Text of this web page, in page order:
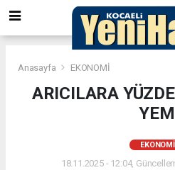
Anasayfa EKONOMİ
ARICILARA
EKONOMİ
18.11.2025 - 12:04,